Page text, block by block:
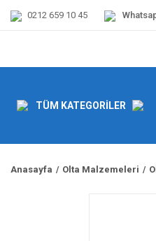
0212 659 10 45
TÜM KATEGORİLER
Anasayfa Olta Malzemeleri